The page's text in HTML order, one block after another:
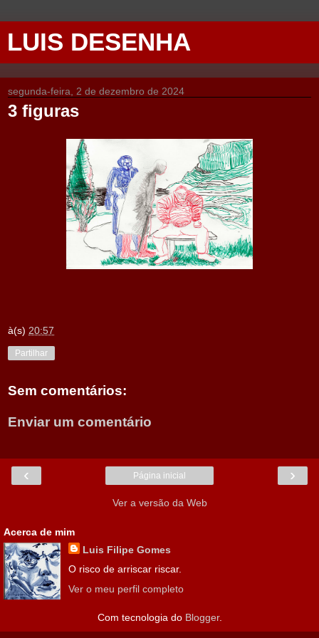
LUIS DESENHA
segunda-feira, 2 de dezembro de 2024
3 figuras
à(s) 20:57
Partilhar
Sem comentários:
Enviar um comentário
‹ ›
Página inicial
Ver a versão da Web
Acerca de mim
Luis Filipe Gomes
O risco de arriscar riscar.
Ver o meu perfil completo
Com tecnologia do Blogger.